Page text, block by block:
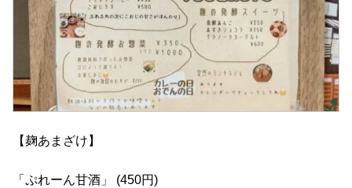
【麹あまざけ】
「ぷれーん甘酒」 (450円)